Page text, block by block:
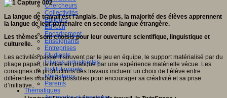
Chercheurs
Collectivités
Editeurs
EdTech
Encadrement
Enseignants
Entreprises
Etudiants
Filières industrielles
Institutionnels
Médiateurs
Parents
Thématiques
La langue de travail est l’anglais. De plus, la majorité des élèves apprennent
la langue de leur partenaire en seconde langue étrangère.
Les thèmes sont choisis pour leur ouverture scientifique, linguistique et
culturelle.
Les activités passent souvent par le jeu en équipe, le support matérialisé par du
pliage papier, la mise en pratique par une expérience matérielle vécue. Les
consignes de productions des travaux incluent un choix de l’élève entre
différentes modalités possibles pour encourager sa créativité et sa prise
d’initiative.